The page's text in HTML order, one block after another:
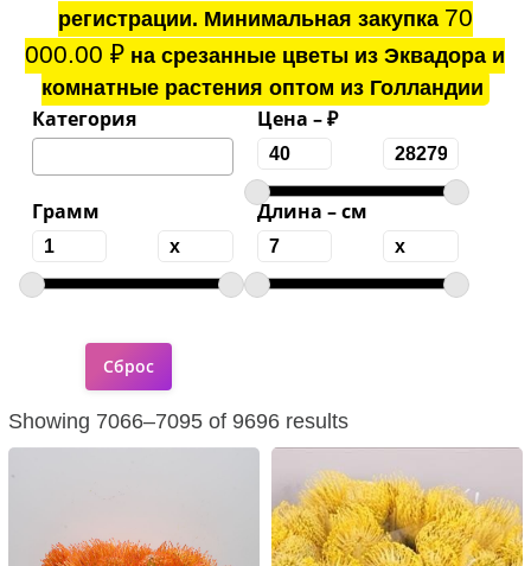
регистрации. Минимальная закупка 70
000.00₽ на срезанные цветы из Эквадора и
комнатные растения оптом из Голландии
Категория Цена – ₽
Грамм Длина – см
Showing 7066–7095 of 9696 results